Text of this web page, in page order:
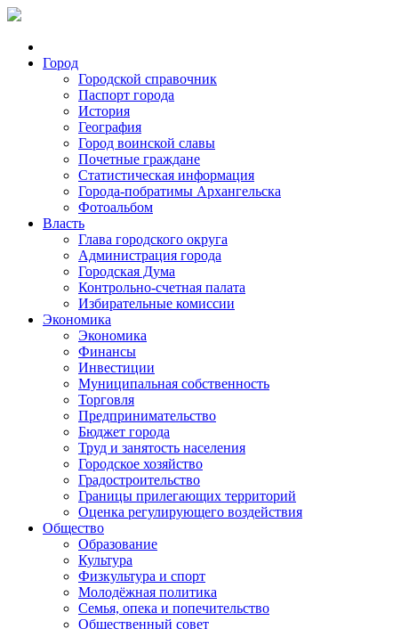
Город
Городской справочник
Паспорт города
История
География
Город воинской славы
Почетные граждане
Статистическая информация
Города-побратимы Архангельска
Фотоальбом
Власть
Глава городского округа
Администрация города
Городская Дума
Контрольно-счетная палата
Избирательные комиссии
Экономика
Экономика
Финансы
Инвестиции
Муниципальная собственность
Торговля
Предпринимательство
Бюджет города
Труд и занятость населения
Городское хозяйство
Градостроительство
Границы прилегающих территорий
Оценка регулирующего воздействия
Общество
Образование
Культура
Физкультура и спорт
Молодёжная политика
Семья, опека и попечительство
Общественный совет